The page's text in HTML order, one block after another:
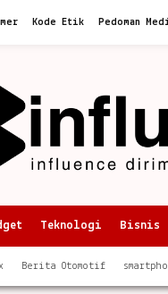
Kode Etik Pedoman
Teknologi Bisnis
Berita Otomotif